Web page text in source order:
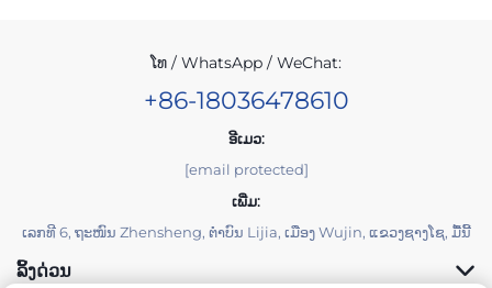
ໂທ / WhatsApp / WeChat:
+86-18036478610
ອີເມວ:
[email protected]
ເພີ່ມ:
ເລກທີ 6, ຖະໜົນ Zhensheng, ຕຳບົນ Lijia, ເມືອງ Wujin, ແຂວງຊາງໂຊ, ມື້ນີ້
ລິ້ງດ່ວນ